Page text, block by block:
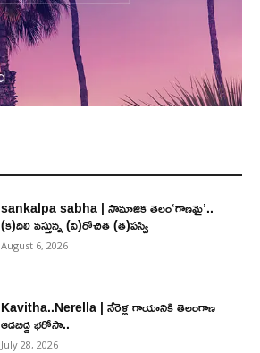
sankalpa sabha | సామాజిక తెలం‘గాణమై’..
(క)దిలి వస్తున్న (వి)రోచిత (త)పస్వి
August 6, 2026
Kavitha..Nerella | నేరెళ్ల గాయానికి తెలంగాణ
ఆడబిడ్డ భరోసా..
July 28, 2026